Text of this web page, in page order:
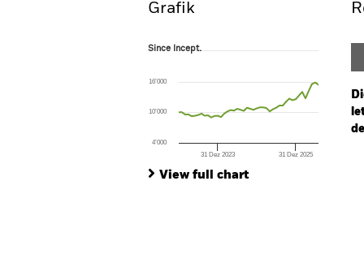
Grafik
Since Incept.
The chart has 1 X axis displaying Time.
The chart has 1 Y axis displaying values.
Since Incept.
31 Dez 2023 31 Dez 2025
4’000
10’000
16’000
View full chart